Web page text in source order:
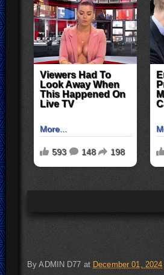
ByADMIN D77 at December 01, 2024